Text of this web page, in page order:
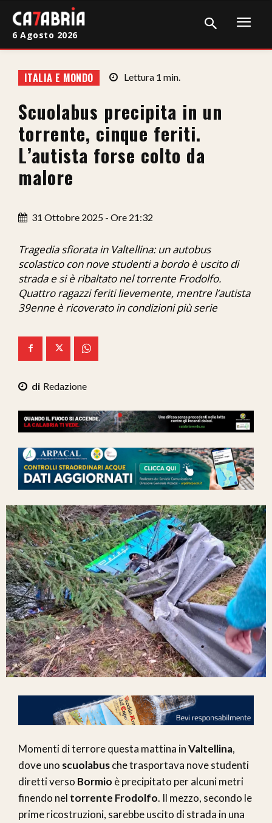
Cronaca
Giudiziaria
Politica
Sport
Sanità
Economia
Ita-Mondo
C7 Play
We Calabria
Mix Zone
6 Agosto 2026
ITALIA E MONDO Lettura 1 min.
Scuolabus precipita in un
torrente, cinque feriti.
L’autista forse colto da
malore
31 Ottobre 2025 - Ore 21:32
Tragedia sfiorata in Valtellina: un autobus
scolastico con nove studenti a bordo è uscito di
strada e si è ribaltato nel torrente Frodolfo.
Quattro ragazzi feriti lievemente, mentre l’autista
39enne è ricoverato in condizioni più serie
Redazione
Momenti di terrore questa mattina inValtellina,
dove uno scuolabusche trasportava nove studenti
diretti verso Bormio è precipitato per alcuni metri
finendo nel torrente Frodolfo. Il mezzo, secondo le
prime ricostruzioni, sarebbe uscito di strada in una